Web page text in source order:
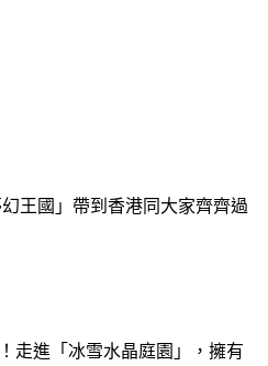
王國」帶到香港同大家齊齊過
走進「冰雪水晶庭園」，擁有